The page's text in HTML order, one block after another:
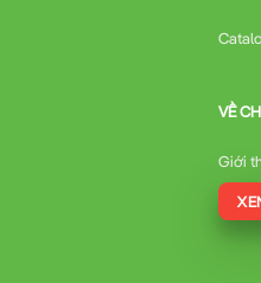
VỀ
Giới